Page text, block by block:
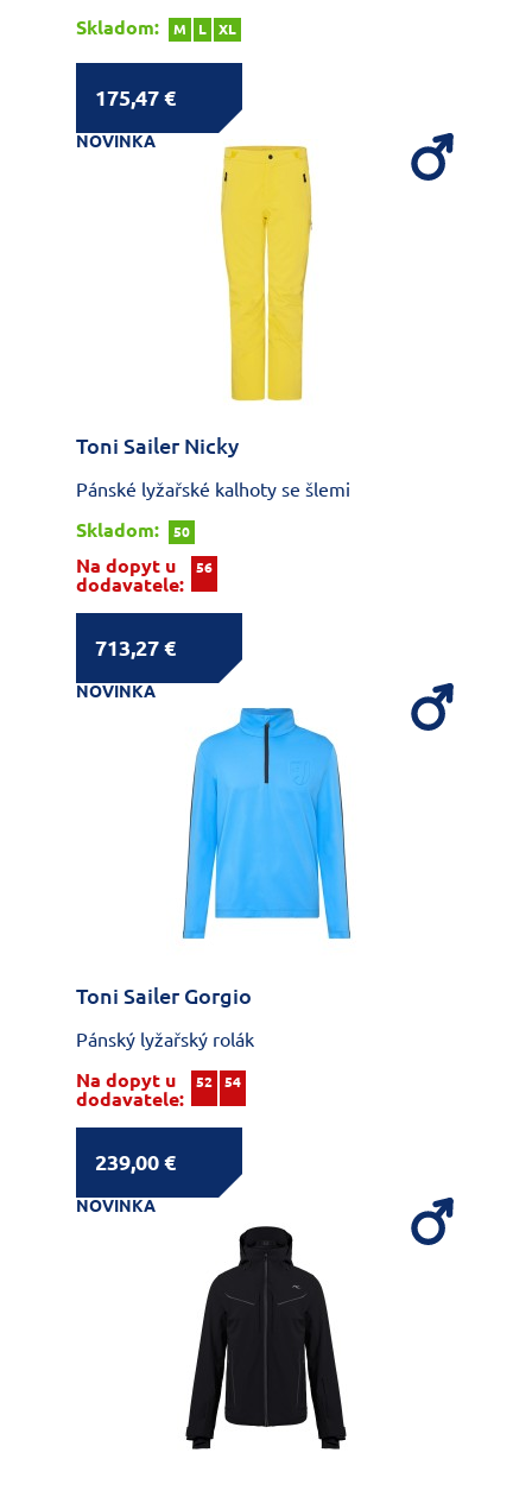
Skladom:
M L XL
175,47 €
NOVINKA
Toni Sailer Nicky
Pánské lyžařské kalhoty se šlemi
Skladom:
50
Na dopyt u
dodavatele:
56
713,27 €
NOVINKA
Toni Sailer Gorgio
Pánský lyžařský rolák
Na dopyt u
dodavatele:
52 54
239,00 €
NOVINKA